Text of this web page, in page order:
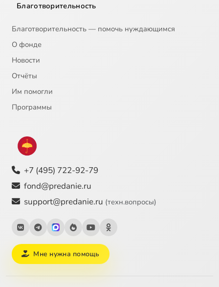
Благотворительность
Благотворительность — помочь нуждающимся
О фонде
Новости
Отчёты
Им помогли
Программы
+7 (495) 722-92-79
fond@predanie.ru
support@predanie.ru (техн.вопросы)
Мне нужна помощь